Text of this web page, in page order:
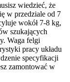
wiedzieć, że
w przedziale od 7
wokół 7-8 kg,
szukających
Waga felgi
pracy układu
specyfikacji
zamontować w